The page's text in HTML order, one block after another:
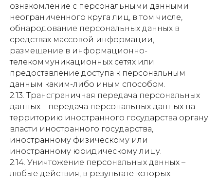
ознакомление с персональными данными
неограниченного круга лиц, в том числе,
обнародование персональных данных в
средствах массовой информации,
размещение в информационно-
телекоммуникационных сетях или
предоставление доступа к персональным
данным каким-либо иным способом.
2.13. Трансграничная передача персональных
данных – передача персональных данных на
территорию иностранного государства органу
власти иностранного государства,
иностранному физическому или
иностранному юридическому лицу.
2.14. Уничтожение персональных данных –
любые действия, в результате которых